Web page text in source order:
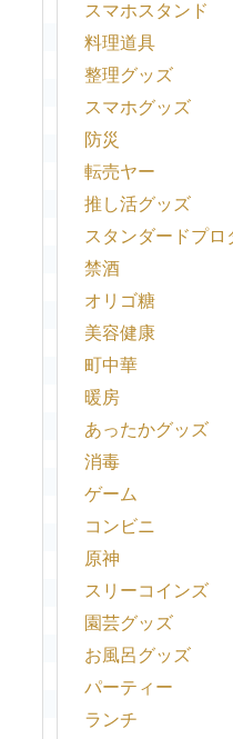
スマホスタンド
料理道具
整理グッズ
スマホグッズ
防災
転売ヤー
推し活グッズ
スタンダードプロ
禁酒
オリゴ糖
美容健康
町中華
暖房
あったかグッズ
消毒
ゲーム
コンビニ
原神
スリーコインズ
園芸グッズ
お風呂グッズ
パーティー
ランチ